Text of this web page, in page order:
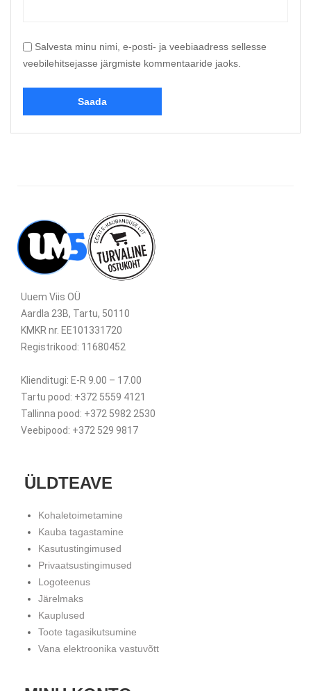
Salvesta minu nimi, e-posti- ja veebiaadress sellesse
veebilehitsejasse järgmiste kommentaaride jaoks.
Uuem Viis OÜ
Aardla 23B, Tartu, 50110
KMKR nr. EE101331720
Registrikood: 11680452
Klienditugi: E-R 9.00 – 17.00
Tartu pood: +372 5559 4121
Tallinna pood: +372 5982 2530
Veebipood: +372 529 9817
ÜLDTEAVE
Kohaletoimetamine
Kauba tagastamine
Kasutustingimused
Privaatsustingimused
Logoteenus
Järelmaks
Kauplused
Toote tagasikutsumine
Vana elektroonika vastuvõtt